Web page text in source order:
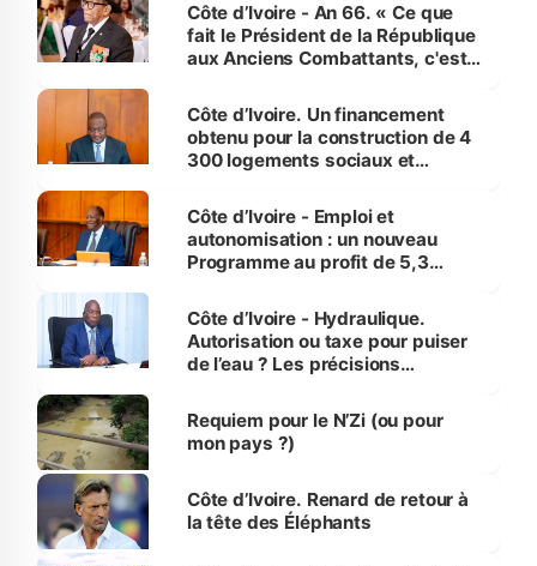
Côte d’Ivoire - An 66. « Ce que
fait le Président de la République
aux Anciens Combattants, c'est
Côte d’Ivoire. Un financement
obtenu pour la construction de 4
300 logements sociaux et
et Yamoussoukro
Côte d’Ivoire - Emploi et
autonomisation : un nouveau
Programme au profit de 5,3
Côte d’Ivoire - Hydraulique.
Autorisation ou taxe pour puiser
de l’eau ? Les précisions
Requiem pour le N’Zi (ou pour
mon pays ?)
Côte d’Ivoire. Renard de retour à
la tête des Éléphants